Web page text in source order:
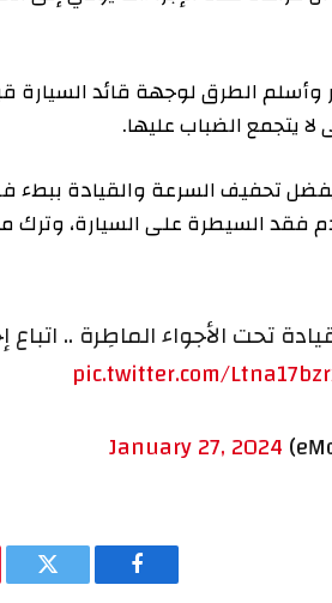
وأسلم الطرق لوجهة قائد السيارة
لا يتجمع الضباب عليها.
يفضل تحفيف السرعة والقيادة
فقد السيطرة على السيارة، وترك
تحت الأجواء الماطِرة ..
pic.twitter.com/
January 27, 2024
فيسبوكتويتر